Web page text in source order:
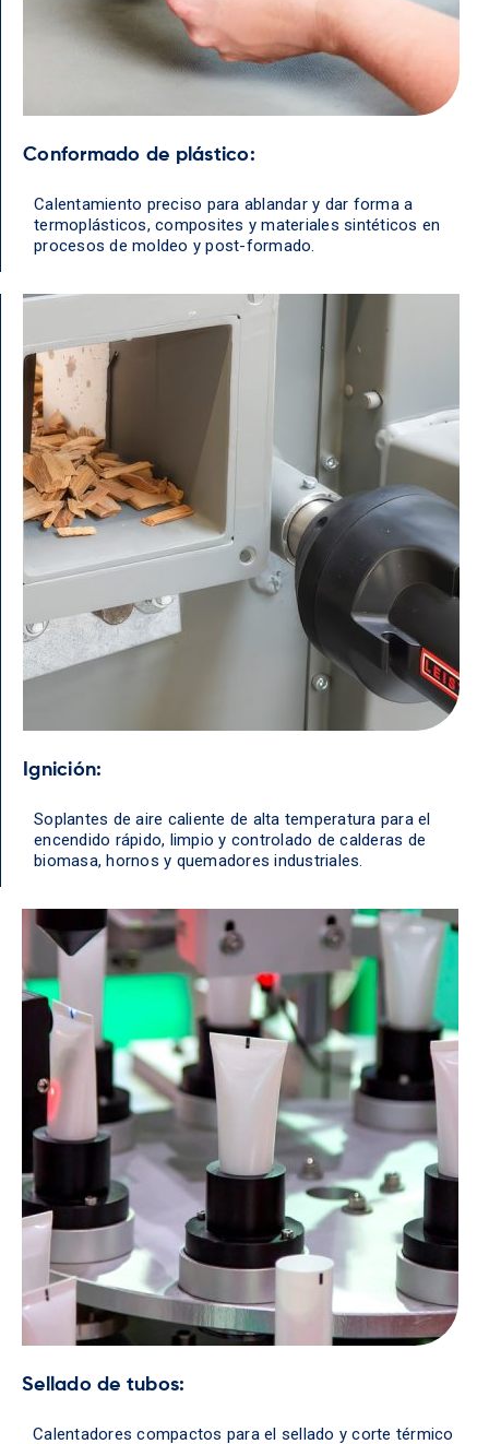
Conformado de plástico:
Calentamiento preciso para ablandar y dar forma a
termoplásticos, composites y materiales sintéticos en
procesos de moldeo y post-formado.
Ignición:
Soplantes de aire caliente de alta temperatura para el
encendido rápido, limpio y controlado de calderas de
biomasa, hornos y quemadores industriales.
Sellado de tubos:
Calentadores compactos para el sellado y corte térmico